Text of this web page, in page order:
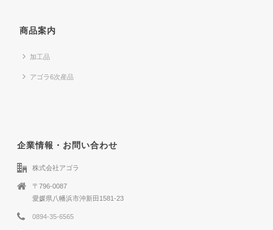
商品案内
加工品
アゴラ6次産品
企業情報・お問い合わせ
株式会社アゴラ
〒796-0087
愛媛県八幡浜市沖新田1581-23
0894-35-6565